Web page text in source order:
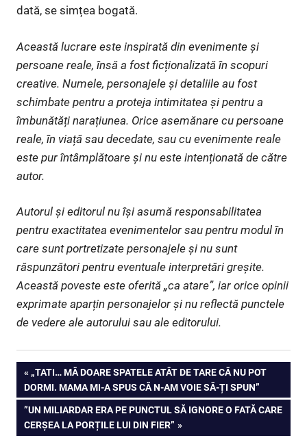
dată, se simțea bogată.
Această lucrare este inspirată din evenimente și
persoane reale, însă a fost ficționalizată în scopuri
creative. Numele, personajele și detaliile au fost
schimbate pentru a proteja intimitatea și pentru a
îmbunătăți narațiunea. Orice asemănare cu persoane
reale, în viață sau decedate, sau cu evenimente reale
este pur întâmplătoare și nu este intenționată de către
autor.
Autorul și editorul nu își asumă responsabilitatea
pentru exactitatea evenimentelor sau pentru modul în
care sunt portretizate personajele și nu sunt
răspunzători pentru eventuale interpretări greșite.
Această poveste este oferită „ca atare”, iar orice opinii
exprimate aparțin personajelor și nu reflectă punctele
de vedere ale autorului sau ale editorului.
Navigare
în
articole
PREVIOUS
POST:
„TATI… MĂ DOARE SPATELE ATÂT DE TARE CĂ NU POT
DORMI. MAMA MI-A SPUS CĂ N-AM VOIE SĂ-ȚI SPUN”
NEXT
POST:
”UN MILIARDAR ERA PE PUNCTUL SĂ IGNORE O FATĂ CARE
CERȘEA LA PORȚILE LUI DIN FIER”